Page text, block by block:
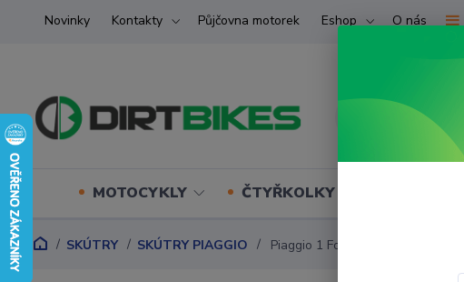
Novinky Kontakty Půjčovna motorek Eshop O nás
MOTOCYKLY ČTYŘKOLKY (ATV) UTV
SKÚTRY SKÚTRY PIAGGIO Piaggio 1 Forever White